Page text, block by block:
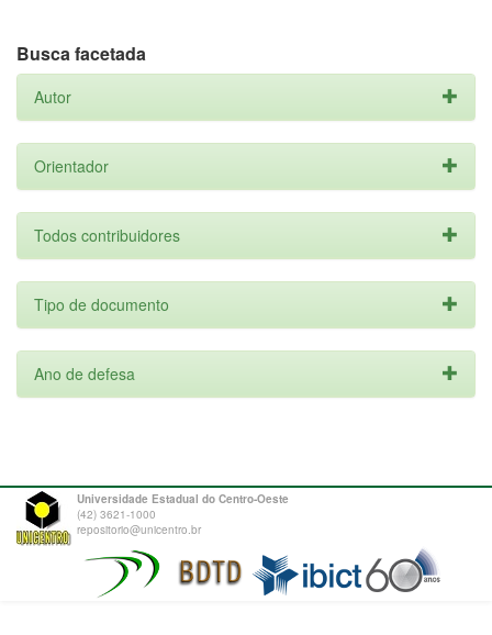
Busca facetada
Autor
Orientador
Todos contribuidores
Tipo de documento
Ano de defesa
Universidade Estadual do Centro-Oeste
(42) 3621-1000
repositorio@unicentro.br